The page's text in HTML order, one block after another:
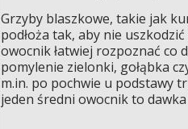
Grzyby blaszkowe, takie jak
podłoża tak, aby nie
owocnik łatwiej rozpoznać co
pomylenie zielonki, gołąbka
m.in. po pochwie u podstawy
jeden średni owocnik to